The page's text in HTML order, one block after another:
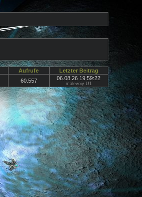
Aufrufe
Letzter Beitrag
60.557 06.08.26 19:59:22
malevoiy U1